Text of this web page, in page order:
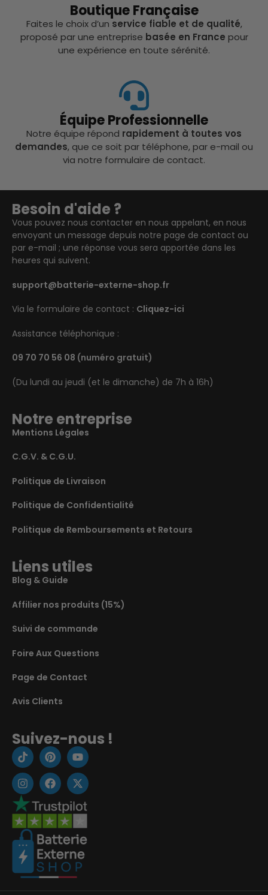
Boutique Française
Faites le choix d’un service fiable et de qualité,
proposé par une entreprise basée en France pour
une expérience en toute sérénité.
Équipe Professionnelle
Notre équipe répond rapidement à toutes vos
demandes, que ce soit par téléphone, par e-mail ou
via notre formulaire de contact.
Besoin d'aide ?
Vous pouvez nous contacter en nous appelant, en nous
envoyant un message depuis notre page de contact ou
par e-mail ; une réponse vous sera apportée dans les
heures qui suivent.
support@batterie-externe-shop.fr
Via le formulaire de contact : Cliquez-ici
Assistance téléphonique :
09 70 70 56 08 (numéro gratuit)
(Du lundi au jeudi (et le dimanche) de 7h à 16h)
Notre entreprise
Mentions Légales
C.G.V. & C.G.U.
Politique de Livraison
Politique de Confidentialité
Politique de Remboursements et Retours
Liens utiles
Blog & Guide
Affilier nos produits (15%)
Suivi de commande
Foire Aux Questions
Page de Contact
Avis Clients
Suivez-nous !